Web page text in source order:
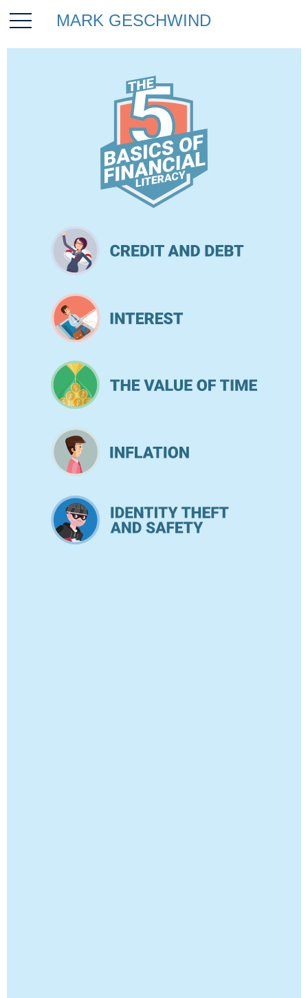
MARK GESCHWIND